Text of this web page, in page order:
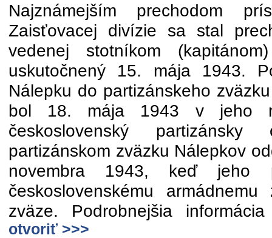
Najznámejším prechodom
Zaisťovacej divízie sa stal
vedenej stotníkom
uskutočnený 15. mája 1943.
Nálepku do partizánskeho
bol 18. mája 1943 v jeho
československý
partizánskom zväzku Nálepkov
novembra 1943, keď jeho
československému
zväze. Podrobnejšia
otvoriť >>>